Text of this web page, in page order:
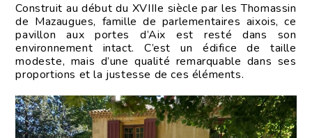
Construit au début du XVIIIe siècle par les Thomassin
de Mazaugues, famille de parlementaires aixois, ce
pavillon aux portes d’Aix est resté dans son
environnement intact. C’est un édifice de taille
modeste, mais d’une qualité remarquable dans ses
proportions et la justesse de ces éléments.